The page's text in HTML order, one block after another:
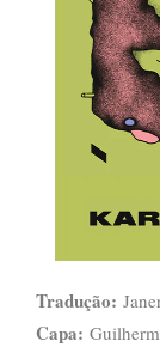
Tradução:
Capa: